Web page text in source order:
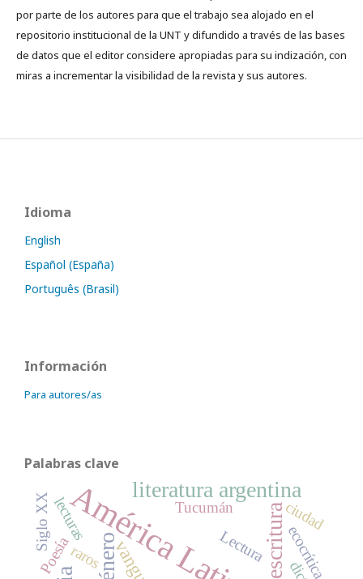
por parte de los autores para que el trabajo sea alojado en el
repositorio institucional de la UNT y difundido a través de las bases
de datos que el editor considere apropiadas para su indización, con
miras a incrementar la visibilidad de la revista y sus autores.
Idioma
English
Español (España)
Português (Brasil)
Información
Para autores/as
Palabras clave
América Latina
género escritura
literatura argentina
Poesía Lectura
Tucumán
raros ecocrítica
lecturas
Siglo XX ciudad